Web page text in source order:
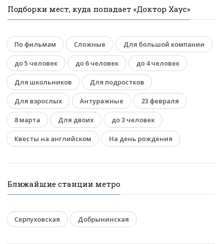
Подборки мест, куда попадает «Доктор Хаус»
По фильмам Сложные Для большой компании
до 5 человек до 6 человек до 4 человек
Для школьников Для подростков
Для взрослых Антуражные 23 февраля
8 марта Для двоих до 3 человек
Квесты на английском На день рождения
Ближайшие станции метро
Серпуховская Добрынинская